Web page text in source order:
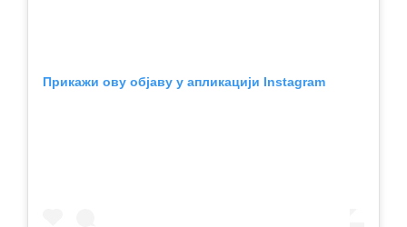
Прикажи ову објаву у апликацији Instagram